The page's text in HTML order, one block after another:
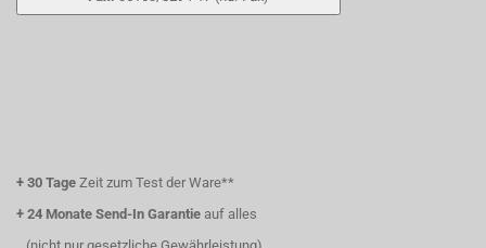
+ 30 Tage Zeit zum Test der Ware**
+ 24 Monate Send-In Garantie auf alles